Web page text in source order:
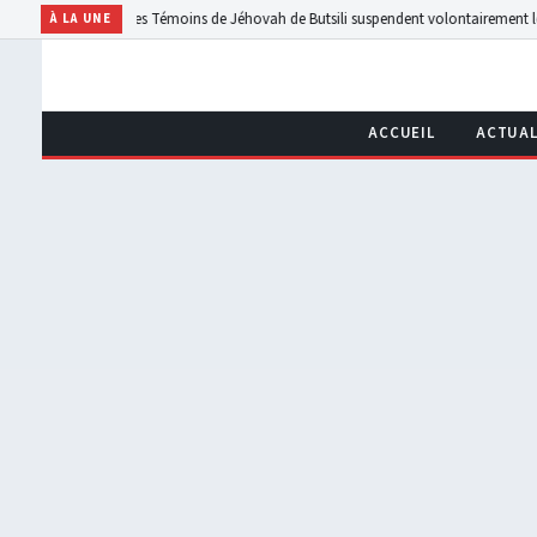
À LA UNE
les Témoins de Jéhovah de Butsili suspendent volontairement leurs
ACCUEIL